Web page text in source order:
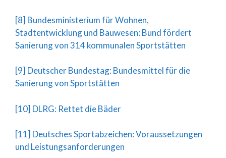
[8] Bundesministerium für Wohnen,
Stadtentwicklung und Bauwesen: Bund fördert
Sanierung von 314 kommunalen Sportstätten
[9] Deutscher Bundestag: Bundesmittel für die
Sanierung von Sportstätten
[10] DLRG: Rettet die Bäder
[11] Deutsches Sportabzeichen: Voraussetzungen
und Leistungsanforderungen